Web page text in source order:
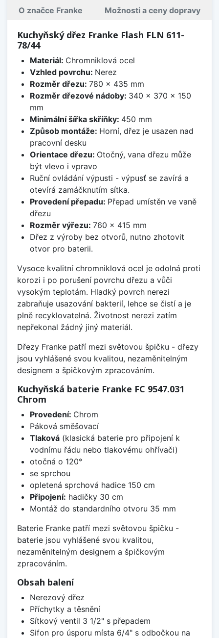
O značce Franke Možnosti a ceny dopravy
Kuchyňský dřez Franke Flash FLN 611-
78/44
Materiál: Chromniklová ocel
Vzhled povrchu: Nerez
Rozměr dřezu: 780 x 435 mm
Rozměr dřezové nádoby: 340 x 370 x 150
mm
Minimální šířka skříňky: 450 mm
Způsob montáže: Horní, dřez je usazen nad
pracovní desku
Orientace dřezu: Otočný, vana dřezu může
být vlevo i vpravo
Ruční ovládání výpusti - výpusť se zavírá a
otevírá zamáčknutím sítka.
Provedení přepadu: Přepad umístěn ve vaně
dřezu
Rozměr výřezu: 760 x 415 mm
Dřez z výroby bez otvorů, nutno zhotovit
otvor pro baterii.
Vysoce kvalitní chromniklová ocel je odolná proti
korozi i po porušení povrchu dřezu a vůči
vysokým teplotám. Hladký povrch nerezi
zabraňuje usazování bakterií, lehce se čistí a je
plně recyklovatelná. Životnost nerezi zatím
nepřekonal žádný jiný materiál.
Dřezy Franke patří mezi světovou špičku - dřezy
jsou vyhlášené svou kvalitou, nezaměnitelným
designem a špičkovým zpracováním.
Kuchyňská baterie Franke FC 9547.031
Chrom
Provedení: Chrom
Páková směšovací
Tlaková(klasická baterie pro připojení k
vodnímu řádu nebo tlakovému ohřívači)
otočná o 120°
se sprchou
opletená sprchová hadice 150 cm
Připojení: hadičky 30 cm
Montáž do standardního otvoru 35 mm
Baterie Franke patří mezi světovou špičku -
baterie jsou vyhlášené svou kvalitou,
nezaměnitelným designem a špičkovým
zpracováním.
Obsah balení
Nerezový dřez
Příchytky a těsnění
Sítkový ventil 3 1/2" s přepadem
Sifon pro úsporu místa 6/4" s odbočkou na